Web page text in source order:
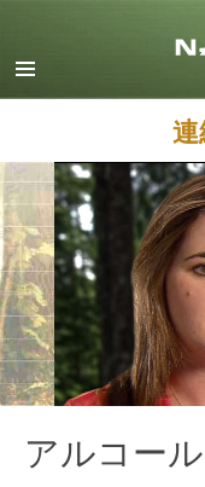
アルコー